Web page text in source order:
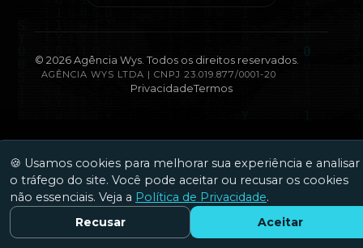
© 2026Agência Wys. Todos os direitos reservados.
AGÊNCIA WYS LTDA | CNPJ 23.019.877/0001-20
PrivacidadeTermos
Fale Conosco
🍪 Usamos cookies para melhorar sua experiência e analisar
o tráfego do site. Você pode aceitar ou recusar os cookies
não essenciais. Veja a Política de Privacidade.
Recusar
Aceitar